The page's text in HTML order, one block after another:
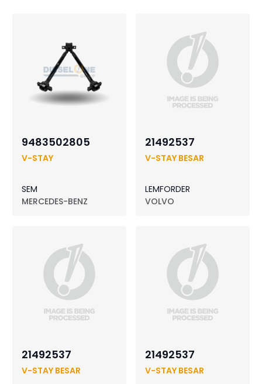
9483502805
V-STAY
SEM
MERCEDES-BENZ
21492537
V-STAY BESAR
LEMFORDER
VOLVO
21492537
V-STAY BESAR
21492537
V-STAY BESAR